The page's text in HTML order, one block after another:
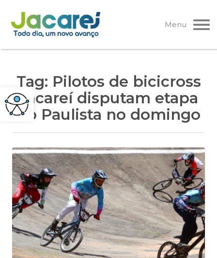
Pular
para
o
Menu
Tag: Pilotos de bicicross
Jacareí disputam etapa
do Paulista no domingo